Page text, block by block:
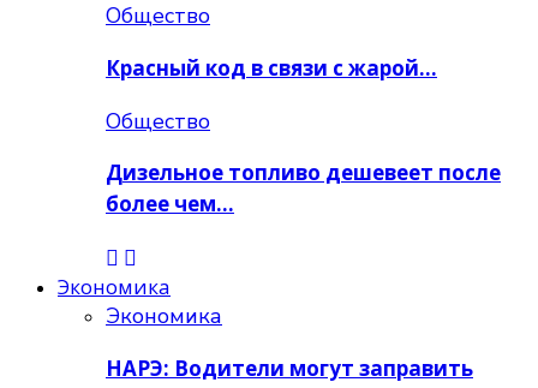
Общество
Красный код в связи с жарой…
Общество
Дизельное топливо дешевеет после
более чем…
Экономика
Экономика
НАРЭ: Водители могут заправить